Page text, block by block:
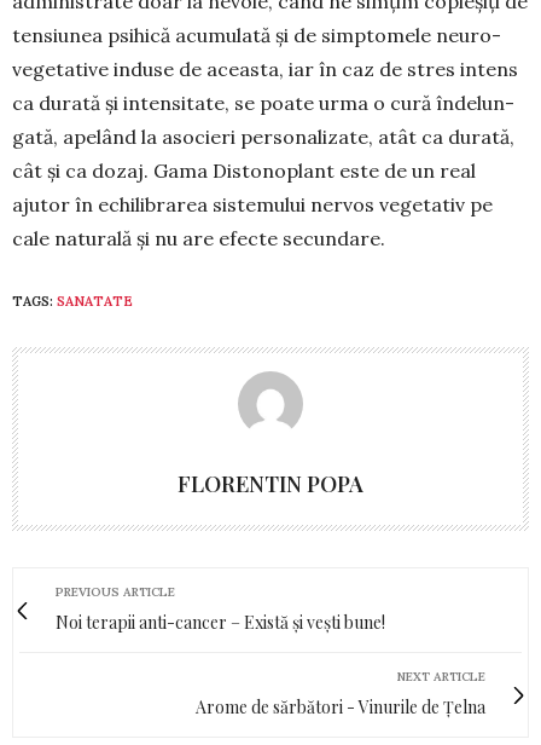
tensiunea psihică acumulată și de simptomele neuro­
vegetative induse de aceasta, iar în caz de stres intens
ca durată și inten­sitate, se poate urma o cură îndelun­
gată, apelând la asocieri persona­lizate, atât ca durată,
cât și ca dozaj. Gama Distonoplant este de un real
ajutor în echilibrarea sistemului ner­vos vegetativ pe
cale naturală și nu are efecte secundare.
TAGS: SANATATE
FLORENTIN POPA
PREVIOUS ARTICLE
Noi terapii anti-cancer – Există și vești bune!
NEXT ARTICLE
Arome de sărbători - Vinurile de Țelna